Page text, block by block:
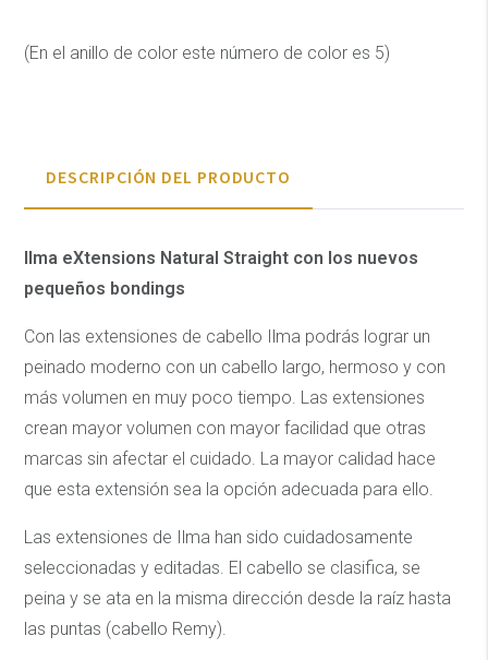
(En el anillo de color este número de color es 5)
DESCRIPCIÓN DEL PRODUCTO
Ilma eXtensions Natural Straight con los nuevos
pequeños bondings
Con las extensiones de cabello Ilma podrás lograr un
peinado moderno con un cabello largo, hermoso y con
más volumen en muy poco tiempo. Las extensiones
crean mayor volumen con mayor facilidad que otras
marcas sin afectar el cuidado. La mayor calidad hace
que esta extensión sea la opción adecuada para ello.
Las extensiones de Ilma han sido cuidadosamente
seleccionadas y editadas. El cabello se clasifica, se
peina y se ata en la misma dirección desde la raíz hasta
las puntas (cabello Remy).